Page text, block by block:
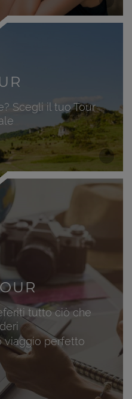
Scegli il tuo Tour
tutto ciò che
viaggio perfetto